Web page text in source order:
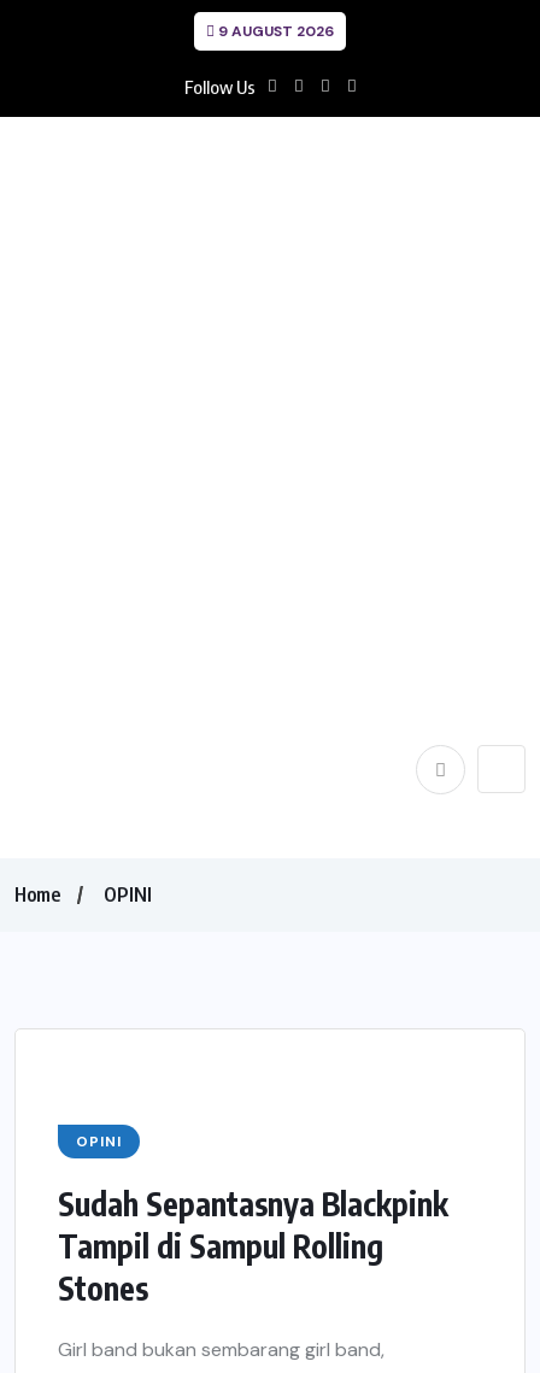
9 AUGUST 2026
Follow Us
Home OPINI
OPINI
Sudah Sepantasnya Blackpink
Tampil di Sampul Rolling
Stones
Girl band bukan sembarang girl band,